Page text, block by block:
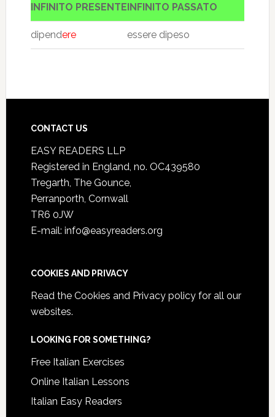
INFINITO PRESENTEINFINITO PASSATO
dipendere essere dipeso
CONTACT US
EASY READERS LLP
Registered in England, no. OC439580
Tregarth, The Gounce,
Perranporth, Cornwall
TR6 0JW
E-mail: info@easyreaders.org
COOKIES AND PRIVACY
Read the Cookies and Privacy policyfor all our
websites.
LOOKING FOR SOMETHING?
Free Italian Exercises
Online Italian Lessons
Italian Easy Readers